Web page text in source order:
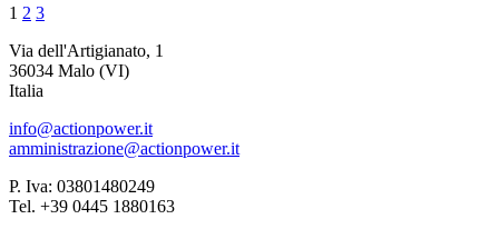
Navigazione
articoli
Pagina
1 Pagina
2 Pagina
3
Via dell'Artigianato, 1
36034 Malo (VI)
Italia
info@actionpower.it
amministrazione@actionpower.it
P. Iva: 03801480249
Tel. +39 0445 1880163